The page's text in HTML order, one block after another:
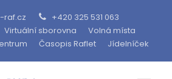
raf.cz
+420 325 531 063
Virtuální sborovna
Volná místa
Časopis Raflet Jídelníček